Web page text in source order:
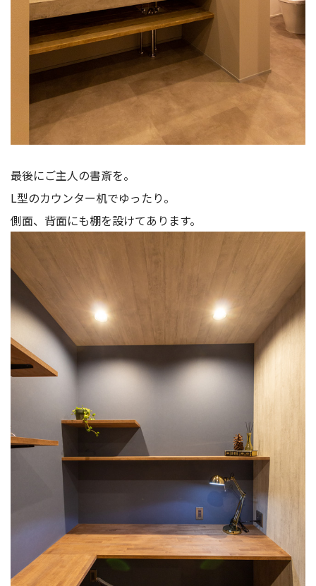
最後にご主人の書斎を。
L型のカウンター机でゆったり。
側面、背面にも棚を設けてあります。